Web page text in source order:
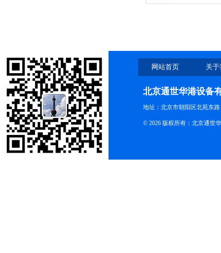
网站首页 关
北京通世华港设备
地址：北京市朝阳区北苑东路
© 2026 版权所有：北京通世